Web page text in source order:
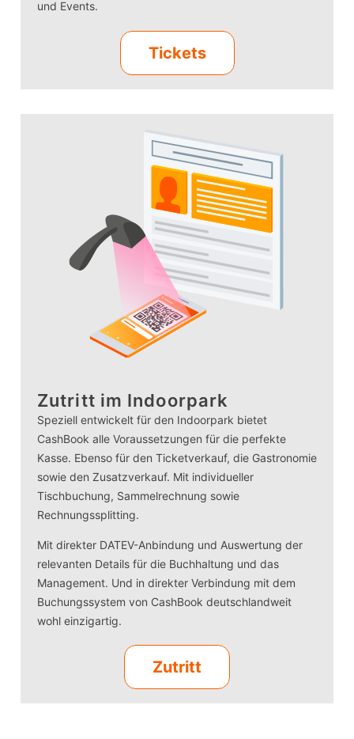
und Events.
Tickets
Zutritt im Indoorpark
Speziell entwickelt für den Indoorpark bietet
CashBook alle Voraussetzungen für die perfekte
Kasse. Ebenso für den Ticketverkauf, die Gastronomie
sowie den Zusatzverkauf. Mit individueller
Tischbuchung, Sammelrechnung sowie
Rechnungssplitting.
Mit direkter DATEV-Anbindung und Auswertung der
relevanten Details für die Buchhaltung und das
Management. Und in direkter Verbindung mit dem
Buchungssystem von CashBook deutschlandweit
wohl einzigartig.
Zutritt